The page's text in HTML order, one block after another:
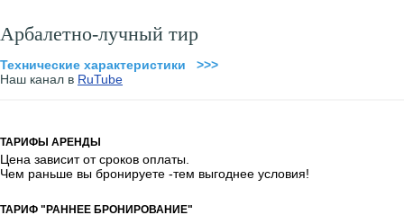
Арбалетно-лучный тир
Технические характеристики >>>
Наш канал в RuTube
ТАРИФЫ АРЕНДЫ
Цена зависит от сроков оплаты.
Чем раньше вы бронируете -тем выгоднее условия!
ТАРИФ "РАННЕЕ БРОНИРОВАНИЕ"